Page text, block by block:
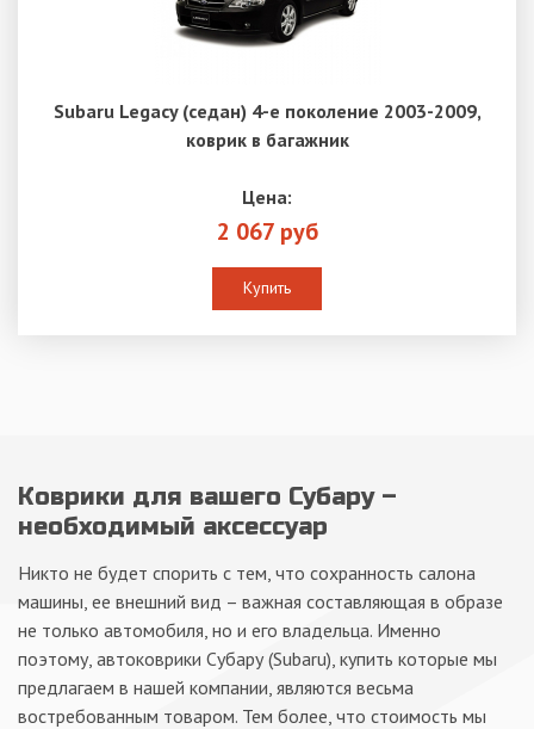
Subaru Legacy (седан) 4-е поколение 2003-2009,
коврик в багажник
Цена:
2 067 руб
Купить
Коврики для вашего Субару –
необходимый аксессуар
Никто не будет спорить с тем, что сохранность салона
машины, ее внешний вид – важная составляющая в образе
не только автомобиля, но и его владельца. Именно
поэтому, автоковрики Субару (Subaru), купить которые мы
предлагаем в нашей компании, являются весьма
востребованным товаром. Тем более, что стоимость мы